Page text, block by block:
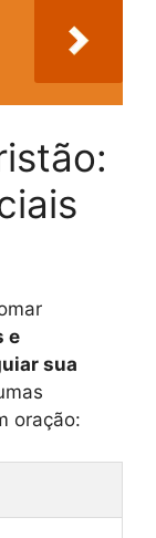
e
sua
oração: